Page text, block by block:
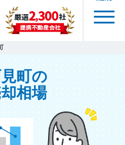
町の
相場